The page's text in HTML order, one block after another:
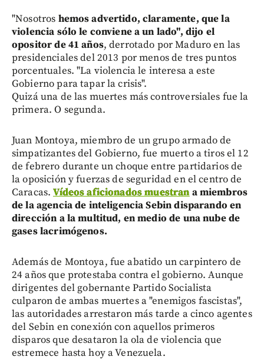
"Nosotros hemos advertido, claramente, que la
violencia sólo le conviene a un lado", dijo el
opositor de 41 años, derrotado por Maduro en las
presidenciales del 2013 por menos de tres puntos
porcentuales. "La violencia le interesa a este
Gobierno para tapar la crisis".
Quizá una de las muertes más controversiales fue la
primera. O segunda.
Juan Montoya, miembro de un grupo armado de
simpatizantes del Gobierno, fue muerto a tiros el 12
de febrero durante un choque entre partidarios de
la oposición y fuerzas de seguridad en el centro de
Caracas. Vídeos aficionados muestrana miembros
de la agencia de inteligencia Sebin disparando en
dirección a la multitud, en medio de una nube de
gases lacrimógenos.
Además de Montoya, fue abatido un carpintero de
24 años que protestaba contra el gobierno. Aunque
dirigentes del gobernante Partido Socialista
culparon de ambas muertes a "enemigos fascistas",
las autoridades arrestaron más tarde a cinco agentes
del Sebin en conexión con aquellos primeros
disparos que desataron la ola de violencia que
estremece hasta hoy a Venezuela.